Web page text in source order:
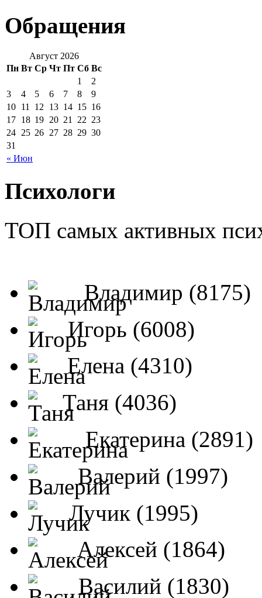
Обращения
Август 2026
Пн Вт Ср Чт Пт Сб Вс
« Июн
1
2
3
4 5 6 7 8
9
10 11 12 13 14 15 16
17 18 19 20 21 22 23
24 25 26 27 28 29 30
31
Психологи
ТОП самых активных
Владимир (8175)
Игорь (6008)
Елена (4310)
Таня (4036)
Екатерина (2891)
Валерий (1997)
Лучик (1995)
Алексей (1864)
Василий (1830)